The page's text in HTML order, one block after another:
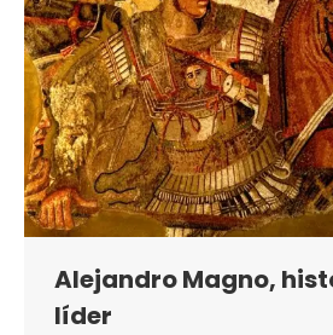
Alejandro Magno,
líder